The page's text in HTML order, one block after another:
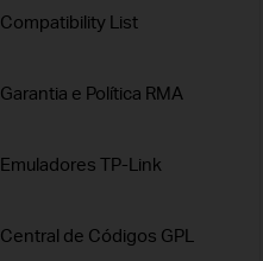
Compatibility List
Garantia e Política RMA
Emuladores TP-Link
Central de Códigos GPL